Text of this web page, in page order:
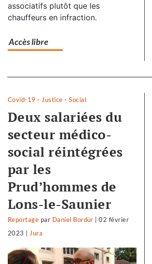
associatifs plutôt que les
chauffeurs en infraction.
Accès libre
Separateur
Covid-19 - Justice -Social
Deux salariées du
secteur médico-
social réintégrées
par les
Prud’hommes de
Lons-le-Saunier
Reportage par Daniel Bordür |02 février
2023
Jura